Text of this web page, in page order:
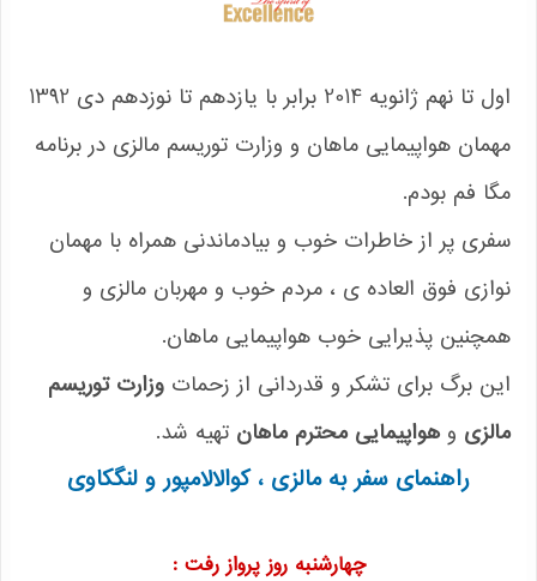
اول تا نهم ژانویه 2014 برابر با یازدهم تا نوزدهم دی 1392
مهمان هواپیمایی ماهان و وزارت توریسم مالزی در برنامه
مگا فم بودم.
سفری پر از خاطرات خوب و بیادماندنی همراه با مهمان
نوازی فوق العاده ی ، مردم خوب و مهربان مالزی و
همچنین پذیرایی خوب هواپیمایی ماهان.
این برگ برای تشکر و قدردانی از زحمات وزارت توریسم
مالزیو هواپیمایی محترم ماهانتهیه شد.
راهنمای سفر به مالزی ، کوالالامپور و لنگکاوی
چهارشنبه روز پرواز رفت :